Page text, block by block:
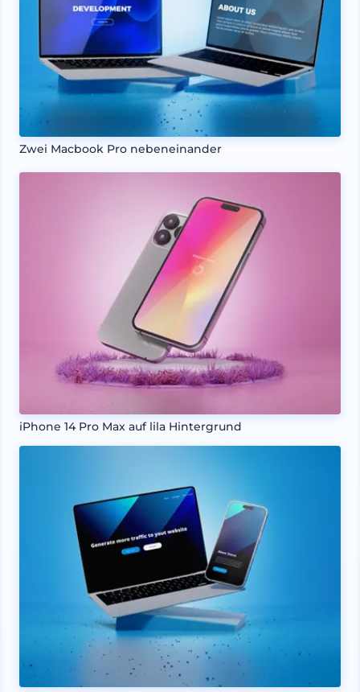
Zwei Macbook Pro nebeneinander
iPhone 14 Pro Max auf lila Hintergrund